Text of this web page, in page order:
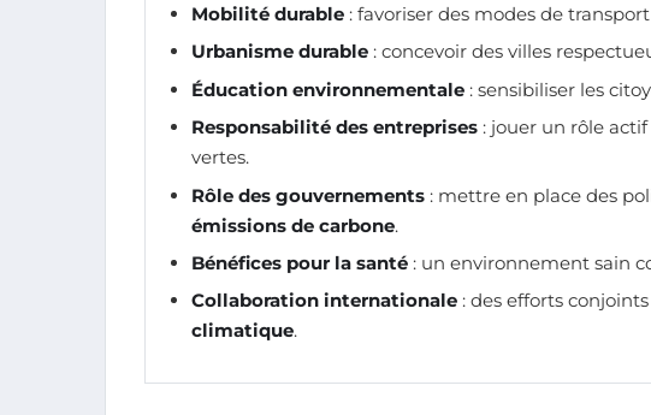
Mobilité durable : favoriser des modes de
Urbanisme durable : concevoir des villes
Éducation environnementale : sensibiliser les
Responsabilité des entreprises : jouer un rôle
vertes.
Rôle des gouvernements : mettre en place des
émissions de carbone.
Bénéfices pour la santé : un environnement sain
Collaboration internationale : des efforts
climatique.